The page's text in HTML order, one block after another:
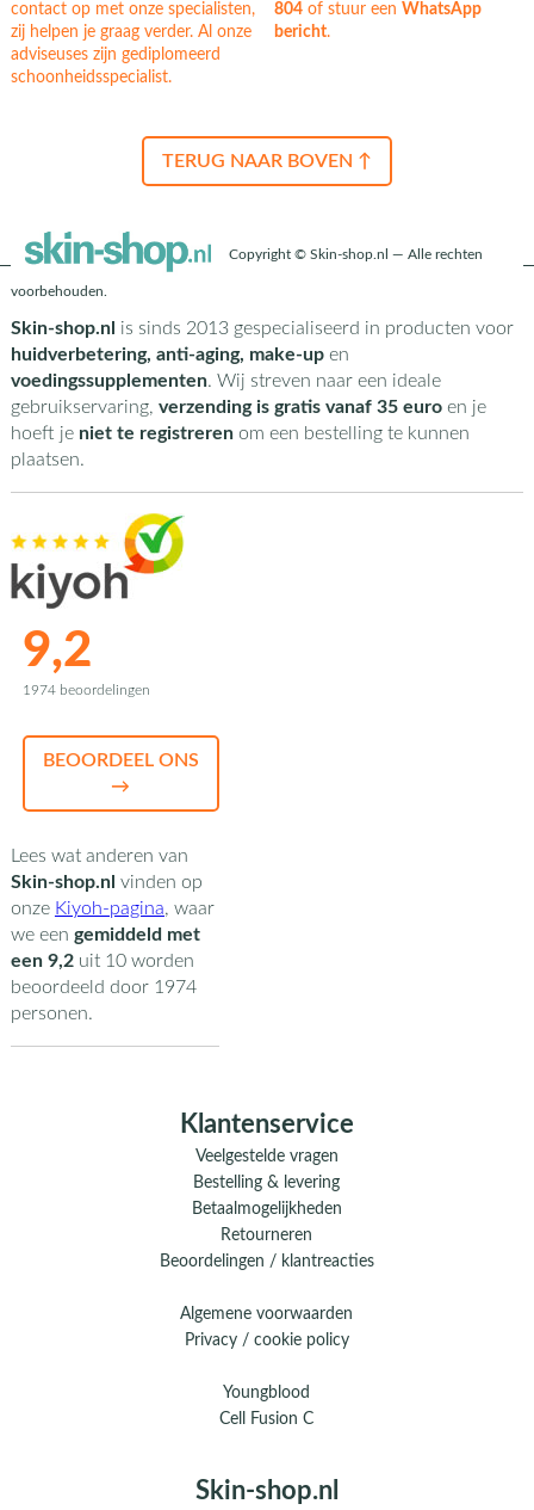
contact op met onze specialisten,
zij helpen je graag verder. Al onze
adviseuses zijn gediplomeerd
schoonheidsspecialist.
804 of stuur eenWhatsApp
bericht.
TERUG NAAR BOVEN ↑
Copyright © Skin-shop.nl — Alle rechten
voorbehouden.
Skin-shop.nl is sinds 2013 gespecialiseerd in producten voor
huidverbetering, anti-aging, make-upen
voedingssupplementen. Wij streven naar een ideale
gebruikservaring, verzending is gratis vanaf 35 euroen je
hoeft je niet te registrerenom een bestelling te kunnen
plaatsen.
9,2
1974 beoordelingen
BEOORDEEL ONS
→
Lees wat anderen van
Skin-shop.nl vinden op
onze Kiyoh-pagina, waar
we een gemiddeld met
een 9,2uit 10worden
beoordeeld door 1974
personen.
Klantenservice
Veelgestelde vragen
Bestelling & levering
Betaalmogelijkheden
Retourneren
Beoordelingen / klantreacties
Algemene voorwaarden
Privacy / cookie policy
Youngblood
Cell Fusion C
Skin-shop.nl